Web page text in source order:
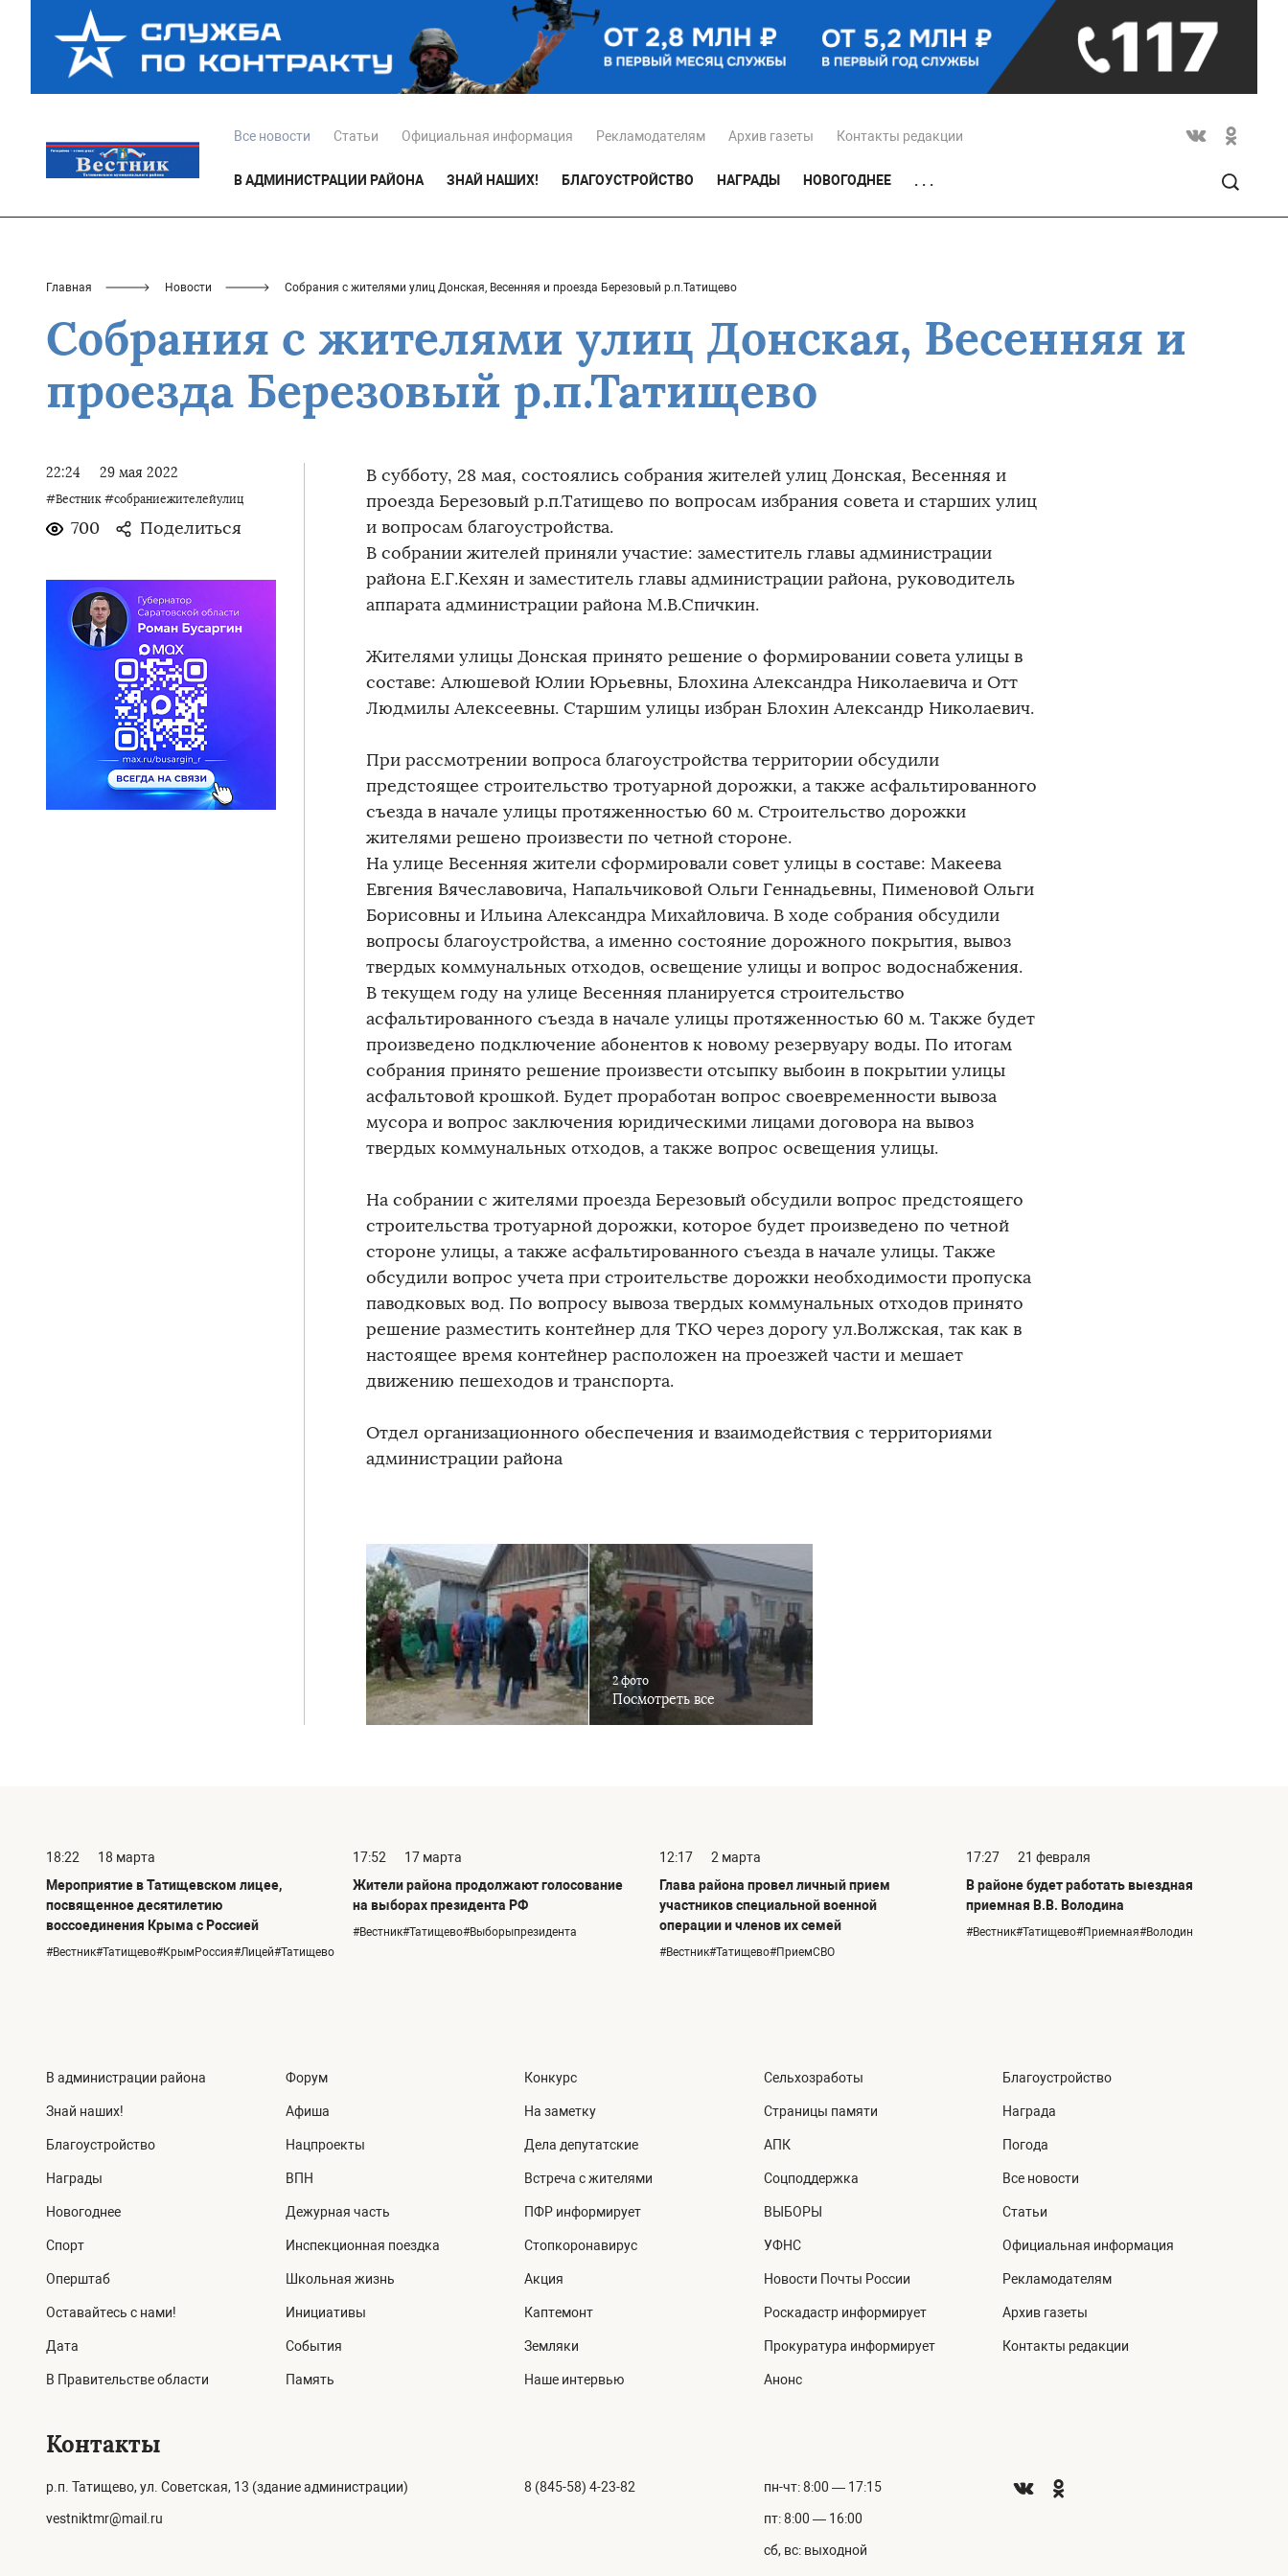
Все новости Статьи Официальная информация Рекламодателям Архив газеты Контакты редакции
В АДМИНИСТРАЦИИ РАЙОНА ЗНАЙ НАШИХ! БЛАГОУСТРОЙСТВО НАГРАДЫ НОВОГОДНЕЕ . . .
Главная Новости Собрания с жителями улиц Донская, Весенняя и проезда Березовый р.п.Татищево
Собрания с жителями улиц Донская, Весенняя и
проезда Березовый р.п.Татищево
22:24 29 мая 2022
#Вестник #собраниежителейулиц
700 Поделиться
В субботу, 28 мая, состоялись собрания жителей улиц Донская, Весенняя и
проезда Березовый р.п.Татищево по вопросам избрания совета и старших улиц
и вопросам благоустройства.
В собрании жителей приняли участие: заместитель главы администрации
района Е.Г.Кехян и заместитель главы администрации района, руководитель
аппарата администрации района М.В.Спичкин.
Жителями улицы Донская принято решение о формировании совета улицы в
составе: Алюшевой Юлии Юрьевны, Блохина Александра Николаевича и Отт
Людмилы Алексеевны. Старшим улицы избран Блохин Александр Николаевич.
При рассмотрении вопроса благоустройства территории обсудили
предстоящее строительство тротуарной дорожки, а также асфальтированного
съезда в начале улицы протяженностью 60 м. Строительство дорожки
жителями решено произвести по четной стороне.
На улице Весенняя жители сформировали совет улицы в составе: Макеева
Евгения Вячеславовича, Напальчиковой Ольги Геннадьевны, Пименовой Ольги
Борисовны и Ильина Александра Михайловича. В ходе собрания обсудили
вопросы благоустройства, а именно состояние дорожного покрытия, вывоз
твердых коммунальных отходов, освещение улицы и вопрос водоснабжения.
В текущем году на улице Весенняя планируется строительство
асфальтированного съезда в начале улицы протяженностью 60 м. Также будет
произведено подключение абонентов к новому резервуару воды. По итогам
собрания принято решение произвести отсыпку выбоин в покрытии улицы
асфальтовой крошкой. Будет проработан вопрос своевременности вывоза
мусора и вопрос заключения юридическими лицами договора на вывоз
твердых коммунальных отходов, а также вопрос освещения улицы.
На собрании с жителями проезда Березовый обсудили вопрос предстоящего
строительства тротуарной дорожки, которое будет произведено по четной
стороне улицы, а также асфальтированного съезда в начале улицы. Также
обсудили вопрос учета при строительстве дорожки необходимости пропуска
паводковых вод. По вопросу вывоза твердых коммунальных отходов принято
решение разместить контейнер для ТКО через дорогу ул.Волжская, так как в
настоящее время контейнер расположен на проезжей части и мешает
движению пешеходов и транспорта.
Отдел организационного обеспечения и взаимодействия с территориями
администрации района
2 фото
Посмотреть все
18:22
18 марта
Мероприятие в Татищевском лицее,
посвященное десятилетию
воссоединения Крыма с Россией
#Вестник#Татищево#КрымРоссия#Лицей#Татищево
17:52
17 марта
Жители района продолжают голосование
на выборах президента РФ
#Вестник#Татищево#Выборыпрезидента
12:17
2 марта
Глава района провел личный прием
участников специальной военной
операции и членов их семей
#Вестник#Татищево#ПриемСВО
17:27
21 февраля
В районе будет работать выездная
приемная В.В. Володина
#Вестник#Татищево#Приемная#Володин
В администрации района
Знай наших!
Благоустройство
Награды
Новогоднее
Спорт
Оперштаб
Оставайтесь с нами!
Дата
В Правительстве области
Форум
Афиша
Нацпроекты
ВПН
Дежурная часть
Инспекционная поездка
Школьная жизнь
Инициативы
События
Память
Конкурс
На заметку
Дела депутатские
Встреча с жителями
ПФР информирует
Стопкоронавирус
Акция
Каптемонт
Земляки
Наше интервью
Сельхозработы
Страницы памяти
АПК
Соцподдержка
ВЫБОРЫ
УФНС
Новости Почты России
Роскадастр информирует
Прокуратура информирует
Анонс
Благоустройство
Награда
Погода
Все новости
Статьи
Официальная информация
Рекламодателям
Архив газеты
Контакты редакции
Контакты
р.п. Татищево, ул. Советская, 13 (здание администрации)
vestniktmr@mail.ru
8 (845-58) 4-23-82 пн-чт: 8:00 — 17:15
пт: 8:00 — 16:00
сб, вс: выходной